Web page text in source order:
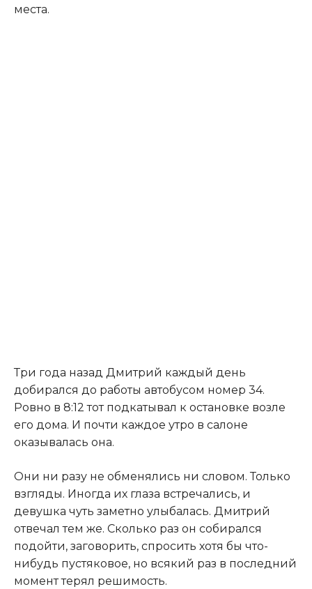
места.
Три года назад Дмитрий каждый день
добирался до работы автобусом номер 34.
Ровно в 8:12 тот подкатывал к остановке возле
его дома. И почти каждое утро в салоне
оказывалась она.
Они ни разу не обменялись ни словом. Только
взгляды. Иногда их глаза встречались, и
девушка чуть заметно улыбалась. Дмитрий
отвечал тем же. Сколько раз он собирался
подойти, заговорить, спросить хотя бы что-
нибудь пустяковое, но всякий раз в последний
момент терял решимость.